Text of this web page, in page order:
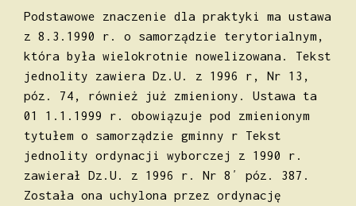
Podstawowe znaczenie dla praktyki ma ustawa
z 8.3.1990 r. o samorządzie terytorialnym,
która była wielokrotnie nowelizowana. Tekst
jednolity zawiera Dz.U. z 1996 r, Nr 13,
póz. 74, również już zmieniony. Ustawa ta
01 1.1.1999 r. obowiązuje pod zmienionym
tytułem o samorządzie gminny r Tekst
jednolity ordynacji wyborczej z 1990 r.
zawierał Dz.U. z 1996 r. Nr 8′ póz. 387.
Została ona uchylona przez ordynację